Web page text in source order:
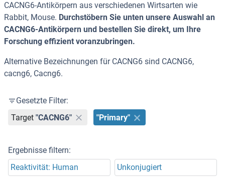
CACNG6-Antikörpern aus verschiedenen Wirtsarten wie
Rabbit, Mouse. Durchstöbern Sie unten unsere Auswahl an
CACNG6-Antikörpern und bestellen Sie direkt, um Ihre
Forschung effizient voranzubringen.
Alternative Bezeichnungen für CACNG6 sind CACNG6,
cacng6, Cacng6.
Gesetzte Filter:
Target "CACNG6" "Primary"
Ergebnisse filtern:
Reaktivität: Human
Unkonjugiert